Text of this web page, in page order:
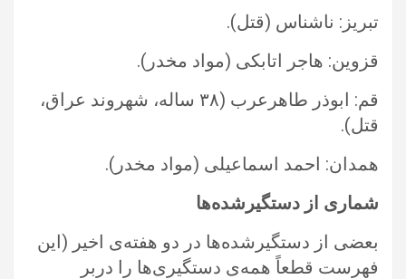
تبریز: ناشناس (قتل).‏
قزوین:‌ هاجر اتابکی (مواد مخدر).‏
قم: ابوذر طاهرعرب (۳۸ ساله، شهروند عراق،
قتل).‏
همدان: احمد اسماعیلی (مواد مخدر).‏
شماری از دستگیرشده‌ها
بعضی از دستگیرشده‌ها در دو هفته‌ی اخیر (این
فهرست قطعاً همه‌ی دستگیری‌‌ها را دربر